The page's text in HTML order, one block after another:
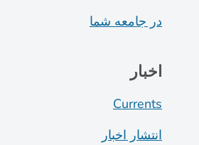
در جامعه شما
اخبار
Currents
انتشار اخبار